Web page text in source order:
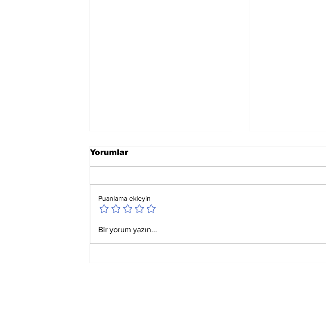
Ay Yay Burcunda
Akreplere Etkileri
Yorumlar
Puanlama ekleyin
Bir yorum yazın...